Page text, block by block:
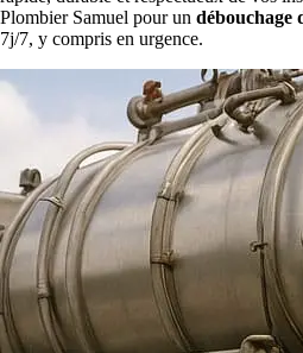
Plombier Samuel pour un débouchage
7j/7, y compris en urgence.